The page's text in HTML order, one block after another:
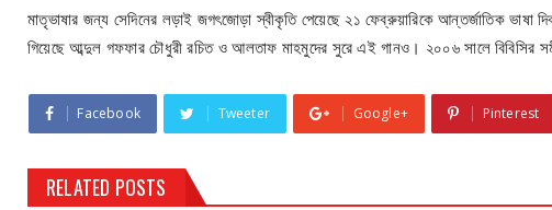
মাতৃভাষার জন্য সেদিনের লড়াই জগৎজোড়া স্বীকৃতি পেয়েছে ২১ ফেব্রুয়ারিকে আন্তর্জাতিক ভাষা
গিয়েছে আব্দুল গফফার চৌধুরী রচিত ও আলতাফ মাহমুদের সুরে এই গানও। ২০০৬ সালে বিবিসির
Facebook Tweeter Google+ Pinterest
RELATED POSTS